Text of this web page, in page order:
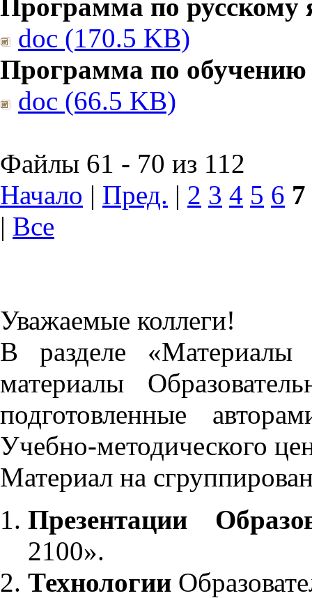
Программа по русскому
doc (170.5 KB)
Программа по обучению
doc (66.5 KB)
Файлы 61 - 70 из 112
Начало | Пред. | 2 3 4 5 6 7
| Все
Уважаемые коллеги!
В разделе «Материалы
материалы
подготовленные
Учебно-методического
Материал на
Презентации
2100».
Технологии